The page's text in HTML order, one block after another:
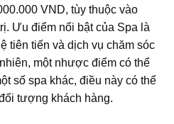
VND, tùy thuộc vào
Ưu điểm nổi bật của Spa là
tiên tiến và dịch vụ chăm sóc
một nhược điểm có thể
số spa khác, điều này có thể
tượng khách hàng.